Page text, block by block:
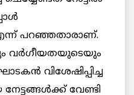
എന്ന് പറഞ്ഞതാരാണ്.
വര്‍ഗീയതയുടെയും
വിശേഷിപ്പിച്ച
വേണ്ടി